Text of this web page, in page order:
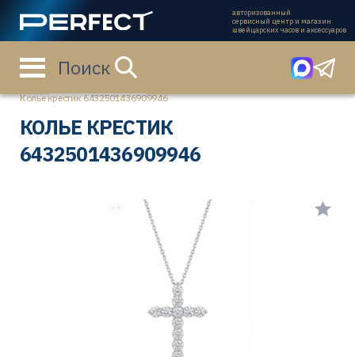
авторизованный
сервисный центр и магазин
швейцарских часов и аксессуаров
Поиск
Главная страница Каталог
Колье
Колье крестик 6432501436909946
КОЛЬЕ КРЕСТИК
6432501436909946